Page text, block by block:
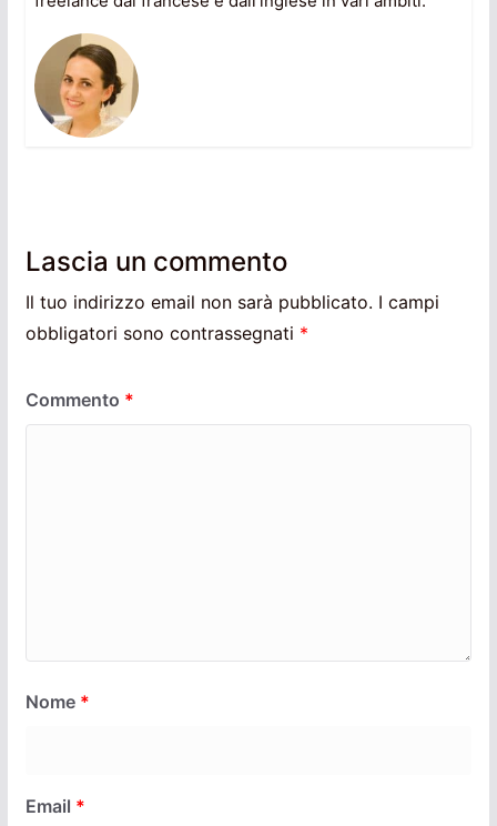
Lascia un commento
Il tuo indirizzo email non sarà pubblicato. I campi
obbligatori sono contrassegnati *
Commento *
Nome *
Email *